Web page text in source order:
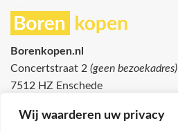
Wij waarderen uw privacy
Borenkopen.nl
Concertstraat 2 (geen bezoekadres)
7512 HZ Enschede